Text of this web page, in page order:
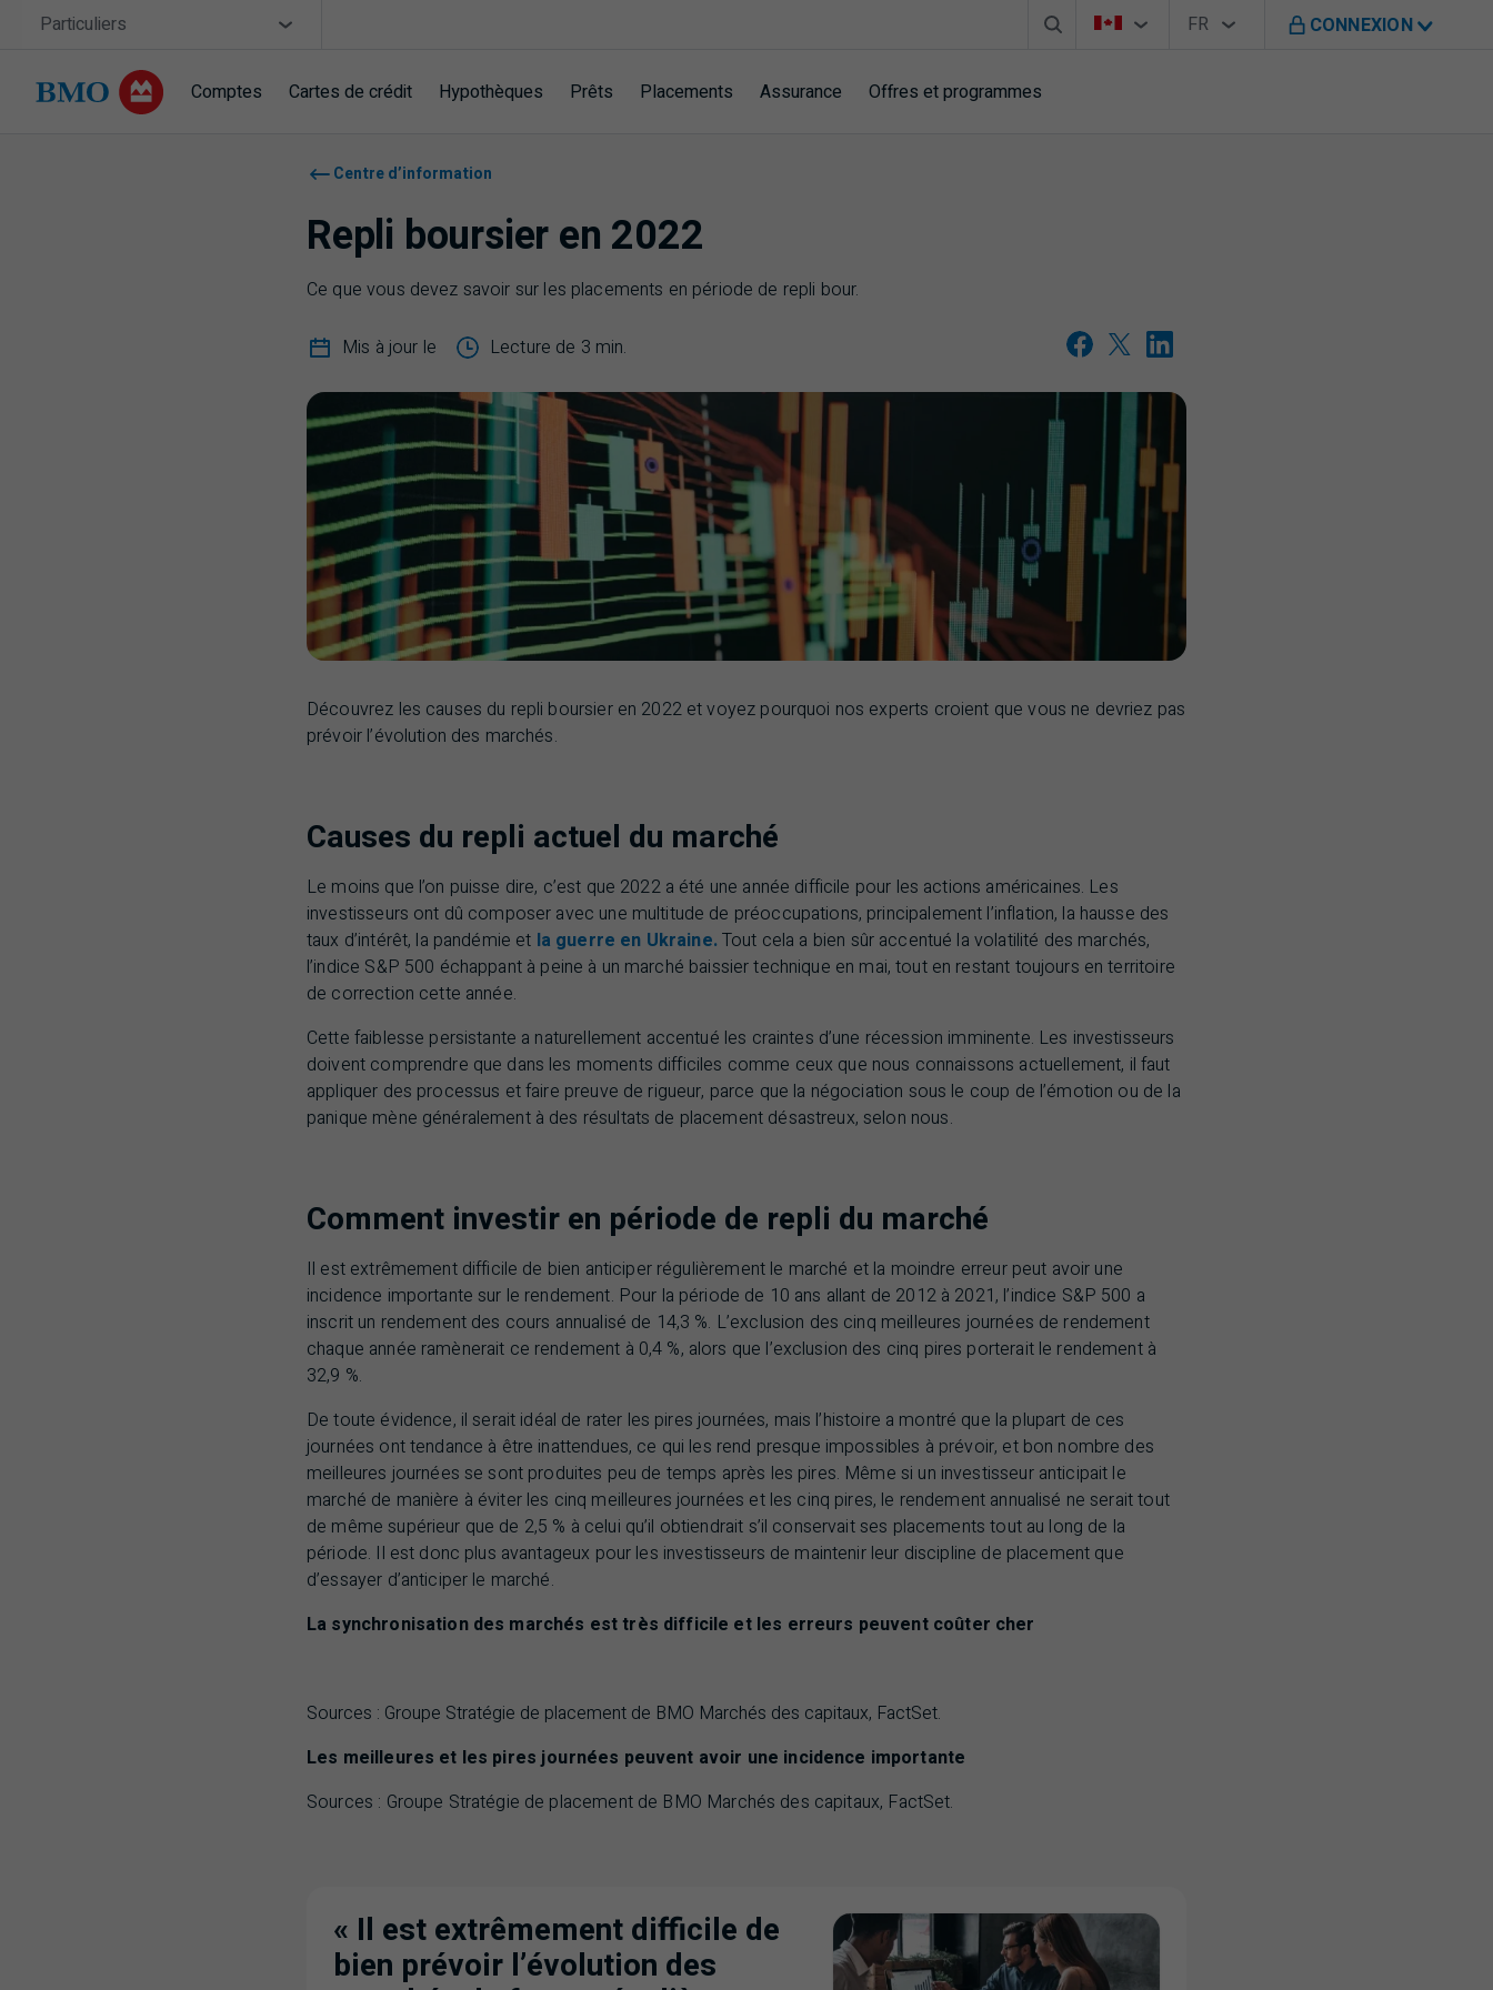
Sauter la navigation
Site Selector
Particuliers Barre de recherche
Sélecteur de pays
Vous êtes sur le site de B M O au Canada
Sélecteur de langue
FR
Français CONNEXION
Comptes Cartes de crédit Hypothèques Prêts Placements Assurance Offres et programmes
Centre d’information
Repli boursier en 2022
Ce que vous devez savoir sur les placements en période de repli bour.
Mis à jour le Lecture de 3 min.
Découvrez les causes du repli boursier en 2022 et voyez pourquoi nos experts croient que vous ne devriez pas
prévoir l’évolution des marchés.
Causes du repli actuel du marché
Le moins que l’on puisse dire, c’est que 2022 a été une année difficile pour les actions américaines. Les
investisseurs ont dû composer avec une multitude de préoccupations, principalement l’inflation, la hausse des
taux d’intérêt, la pandémie et la guerre en Ukraine.Tout cela a bien sûr accentué la volatilité des marchés,
l’indice S&P 500 échappant à peine à un marché baissier technique en mai, tout en restant toujours en territoire
de correction cette année.
Cette faiblesse persistante a naturellement accentué les craintes d’une récession imminente. Les investisseurs
doivent comprendre que dans les moments difficiles comme ceux que nous connaissons actuellement, il faut
appliquer des processus et faire preuve de rigueur, parce que la négociation sous le coup de l’émotion ou de la
panique mène généralement à des résultats de placement désastreux, selon nous.
Comment investir en période de repli du marché
Il est extrêmement difficile de bien anticiper régulièrement le marché et la moindre erreur peut avoir une
incidence importante sur le rendement. Pour la période de 10 ans allant de 2012 à 2021, l’indice S&P 500 a
inscrit un rendement des cours annualisé de 14,3 %. L’exclusion des cinq meilleures journées de rendement
chaque année ramènerait ce rendement à 0,4 %, alors que l’exclusion des cinq pires porterait le rendement à
32,9 %.
De toute évidence, il serait idéal de rater les pires journées, mais l’histoire a montré que la plupart de ces
journées ont tendance à être inattendues, ce qui les rend presque impossibles à prévoir, et bon nombre des
meilleures journées se sont produites peu de temps après les pires. Même si un investisseur anticipait le
marché de manière à éviter les cinq meilleures journées et les cinq pires, le rendement annualisé ne serait tout
de même supérieur que de 2,5 % à celui qu’il obtiendrait s’il conservait ses placements tout au long de la
période. Il est donc plus avantageux pour les investisseurs de maintenir leur discipline de placement que
d’essayer d’anticiper le marché.
La synchronisation des marchés est très difficile et les erreurs peuvent coûter cher
Sources : Groupe Stratégie de placement de BMO Marchés des capitaux, FactSet.
Les meilleures et les pires journées peuvent avoir une incidence importante
Sources : Groupe Stratégie de placement de BMO Marchés des capitaux, FactSet.
« Il est extrêmement difficile de
bien prévoir l’évolution des